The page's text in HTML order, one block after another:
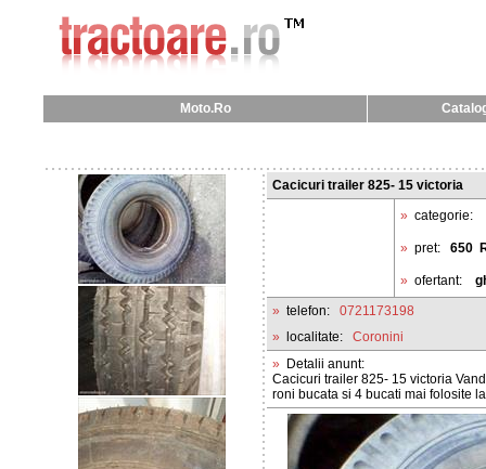
Moto.Ro
Cacicuri trailer 825- 15 victoria
» categorie:
» pret: 650
» ofertant:
» telefon:
0721173198
»
localitate:
Coronini
»
Detalii anunt:
Cacicuri trailer 825- 15 victoria
roni bucata si 4 bucati mai folosite